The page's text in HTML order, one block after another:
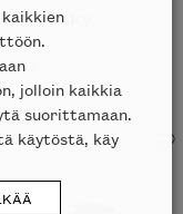
sänky
jolloin kaikkia
suorittamaan.
käytöstä, käy